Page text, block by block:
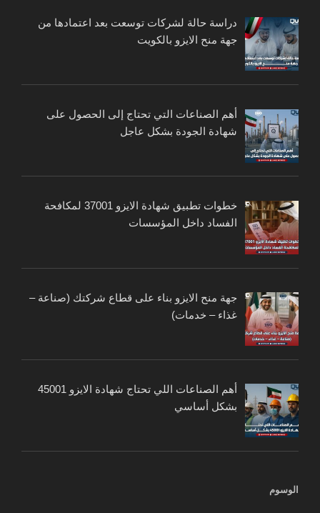
دراسة حالة لشركات توسعت بعد اعتمادها من
جهة منح الايزو بالكويت
أهم الصناعات التي تحتاج إلى الحصول على
شهادة الجودة بشكل عاجل
خطوات تطبيق شهادة الايزو 37001 لمكافحة
الفساد داخل المؤسسات
جهة منح الايزو بناء على قطاع شركتك (صناعة –
غذاء – خدمات)
أهم الصناعات اللي تحتاج شهادة الايزو 45001
بشكل أساسي
الوسوم